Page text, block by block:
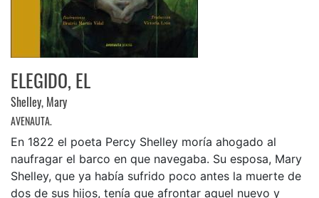
ELEGIDO, EL
Shelley, Mary
AVENAUTA.
En 1822 el poeta Percy Shelley moría ahogado al
naufragar el barco en que navegaba. Su esposa, Mary
Shelley, que ya había sufrido poco antes la muerte de
dos de sus hijos, tenía que afrontar aquel nuevo y